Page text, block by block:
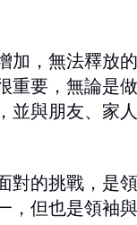
，無法釋放
重要，無論是
並與朋友、家
對的挑戰，是
，但也是領袖